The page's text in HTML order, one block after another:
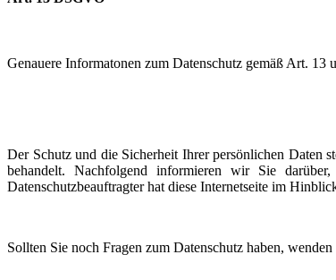
Genauere Informatonen zum Datenschutz gemäß Art.
Der Schutz und die Sicherheit Ihrer persönlichen Daten
behandelt. Nachfolgend informieren wir Sie
Datenschutzbeauftragter hat diese Internetseite im
Sollten Sie noch Fragen zum Datenschutz haben,